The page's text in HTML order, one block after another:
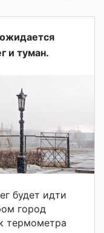
и туман.
будет идти
город
термометра